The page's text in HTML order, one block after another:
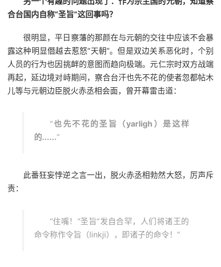
合台国内自称“圣旨”这回事吗？
很明显，平日察藩的那颜在与元朝的交往中应该不会暴
露这种明显僭越去惹怒“天朝”。但是双边关系恶化时，个别
人员的行为也因挑衅的意图而趋向极端。元仁宗时双方战端
再起，延边境对峙期间，察合台汗也先不花的使者忽都帖木
儿等与元朝边臣脱火赤丞相会面，曾开幕雷击道：
“也先不花的圣旨（yarligh）是这样
的......”
此番狂妄悖逆之言一出，脱火赤丞相勃然大怒，厉声斥
责：
“住嘴！“圣旨”发自合罕，人们将诸王的
命令称作令旨（linkji），即诸子的命令！”